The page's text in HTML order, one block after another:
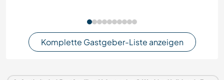
Komplette Gastgeber-Liste anzeigen